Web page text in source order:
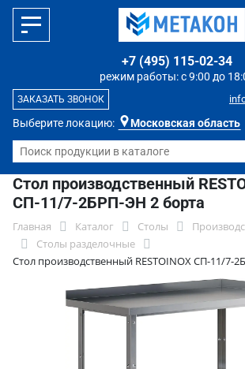
Выберите локацию: Московская область
режим работы: с 9:00 до
+7 (495) 115-02-34
ЗАКАЗАТЬ ЗВОНОК
Стол производственный
СП-11/7-2БРП-ЭН 2 борта
Главная Каталог Столы
Столы разделочные
Стол производственный RESTOINOX СП-11/7-